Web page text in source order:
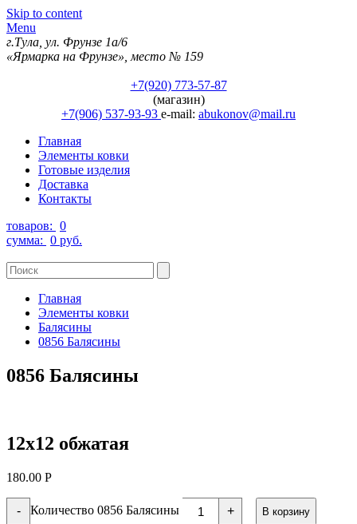
Skip to content
Menu
г.Тула, ул. Фрунзе 1а/6
«Ярмарка на Фрунзе», место № 159
+7(920) 773-57-87
(магазин)
+7(906) 537-93-93 e-mail: abukonov@mail.ru
Главная
Элементы ковки
Готовые изделия
Доставка
Контакты
товаров: 0
сумма: 0 руб.
Главная
Элементы ковки
Балясины
0856 Балясины
0856 Балясины
12х12 обжатая
180.00 Р
- Количество 0856 Балясины + В корзину